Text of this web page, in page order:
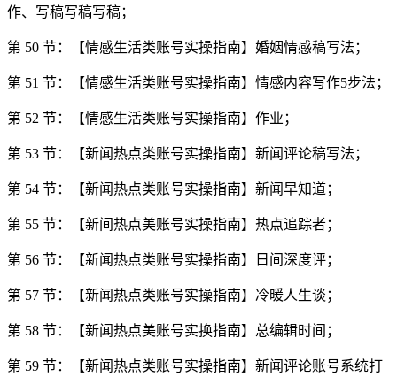
作、写稿写稿写稿；
第 50 节：【情感生活类账号实操指南】婚姻情感稿写法；
第 51 节：【情感生活类账号实操指南】情感内容写作5步法；
第 52 节：【情感生活类账号实操指南】作业；
第 53 节：【新闻热点类账号实操指南】新闻评论稿写法；
第 54 节：【新闻热点类账号实操指南】新闻早知道；
第 55 节：【新间热点美账号实操指南】热点追踪者；
第 56 节：【新闻热点类账号实操指南】日间深度评；
第 57 节：【新闻热点类账号实操指南】冷暖人生谈；
第 58 节：【新闻热点美账号实换指南】总编辑时间；
第 59 节：【新闻热点类账号实操指南】新闻评论账号系统打